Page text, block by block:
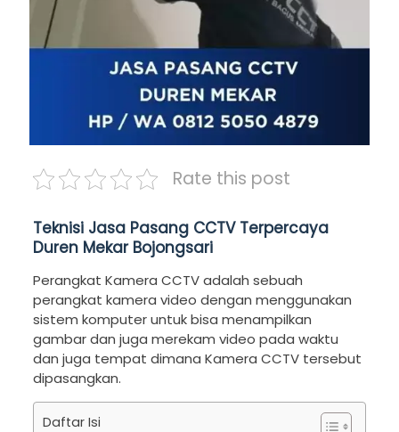
Rate this post
Teknisi Jasa Pasang CCTV Terpercaya
Duren Mekar Bojongsari
Perangkat Kamera CCTVadalah sebuah
perangkat kamera video dengan menggunakan
sistem komputer untuk bisa menampilkan
gambar dan juga merekam video pada waktu
dan juga tempat dimana Kamera CCTV tersebut
dipasangkan.
Daftar Isi